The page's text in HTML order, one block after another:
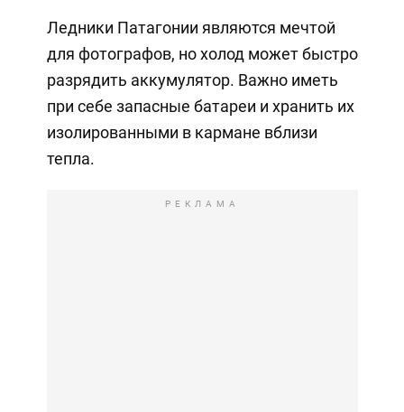
Ледники Патагонии являются мечтой
для фотографов, но холод может быстро
разрядить аккумулятор. Важно иметь
при себе запасные батареи и хранить их
изолированными в кармане вблизи
тепла.
РЕКЛАМА